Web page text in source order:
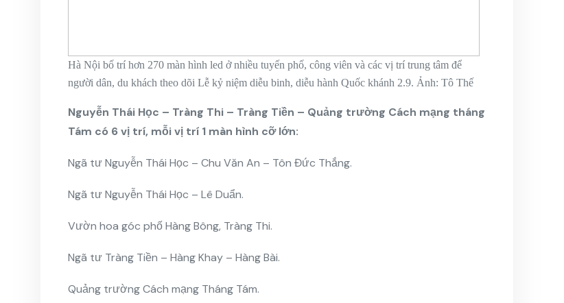
Hà Nội bố trí hơn 270 màn hình led ở nhiều tuyến phố, công viên và các vị trí trung tâm để
người dân, du khách theo dõi Lễ kỷ niệm diễu binh, diễu hành Quốc khánh 2.9. Ảnh: Tô Thế
Nguyễn Thái Học – Tràng Thi – Tràng Tiền – Quảng trường Cách mạng tháng
Tám có 6 vị trí, mỗi vị trí 1 màn hình cỡ lớn:
Ngã tư Nguyễn Thái Học – Chu Văn An – Tôn Đức Thắng.
Ngã tư Nguyễn Thái Học – Lê Duẩn.
Vườn hoa góc phố Hàng Bông, Tràng Thi.
Ngã tư Tràng Tiền – Hàng Khay – Hàng Bài.
Quảng trường Cách mạng Tháng Tám.